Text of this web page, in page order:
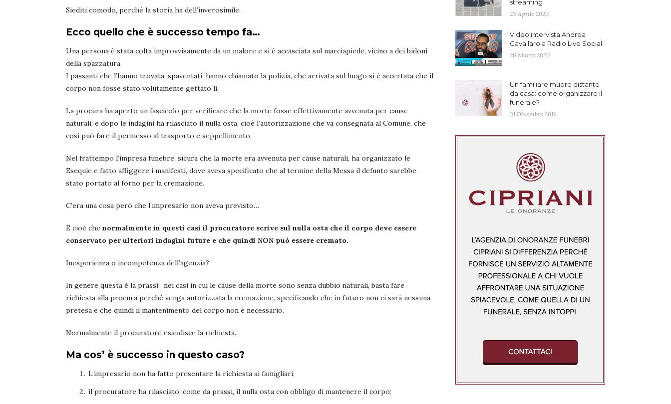
Siediti comodo, perché la storia ha dell’inverosimile.
Ecco quello che è successo tempo fa…
Una persona è stata colta improvvisamente da un malore e si è accasciata sul marciapiede, vicino a dei bidoni
della spazzatura.
I passanti che l’hanno trovata, spaventati, hanno chiamato la polizia, che arrivata sul luogo si è accertata che il
corpo non fosse stato volutamente gettato lì.
La procura ha aperto un fascicolo per verificare che la morte fosse effettivamente avvenuta per cause
naturali, e dopo le indagini ha rilasciato il nulla osta, cioè l’autorizzazione che va consegnata al Comune, che
così può fare il permesso al trasporto e seppellimento.
Nel frattempo l’impresa funebre, sicura che la morte era avvenuta per cause naturali, ha organizzato le
Esequie e fatto affiggere i manifesti, dove aveva specificato che al termine della Messa il defunto sarebbe
stato portato al forno per la cremazione.
C’era una cosa però che l’impresario non aveva previsto…
E cioè che normalmente in questi casi il procuratore scrive sul nulla osta che il corpo deve essere
conservato per ulteriori indagini future e che quindi NON può essere cremato.
Inesperienza o incompetenza dell’agenzia?
In genere questa è la prassi: nei casi in cui le cause della morte sono senza dubbio naturali, basta fare
richiesta alla procura perché venga autorizzata la cremazione, specificando che in futuro non ci sarà nessuna
pretesa e che quindi il mantenimento del corpo non è necessario.
Normalmente il procuratore esaudisce la richiesta.
Ma cos’ è successo in questo caso?
L’impresario non ha fatto presentare la richiesta ai famigliari;
il procuratore ha rilasciato, come da prassi, il nulla osta con obbligo di mantenere il corpo;
streaming
23 Aprile 2020
Video intervista Andrea
Cavallaro a Radio Live Social
26 Marzo 2020
Un familiare muore distante
da casa: come organizzare il
funerale?
31 Dicembre 2019